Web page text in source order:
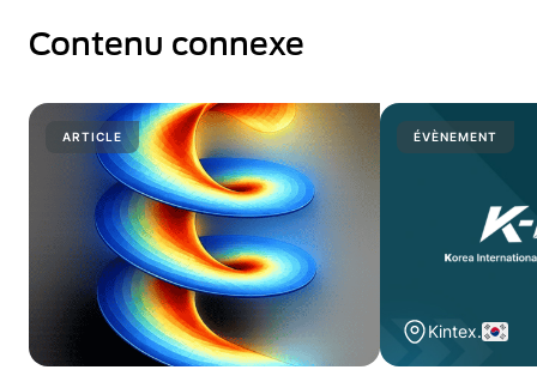
Contenu connexe
ARTICLE ÉVÈNEMENT
Kintex.